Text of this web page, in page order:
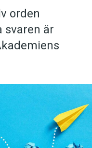
orden
svaren är